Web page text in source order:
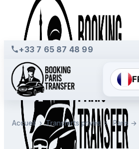
+33 7 65 87 48 99
Accueil › Transferts privés › Paris →